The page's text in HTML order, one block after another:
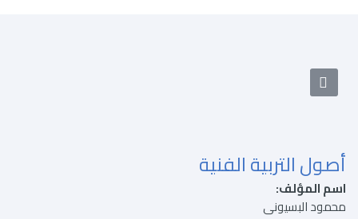
أصول التربية الفنية
اسم المؤلف:
محمود البسيونى